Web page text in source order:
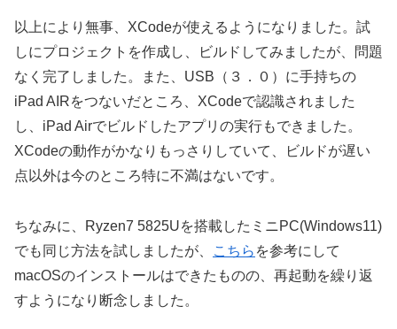
以上により無事、XCodeが使えるようになりました。試
しにプロジェクトを作成し、ビルドしてみましたが、問題
なく完了しました。また、USB（３．０）に手持ちの
iPad AIRをつないだところ、XCodeで認識されました
し、iPad Airでビルドしたアプリの実行もできました。
XCodeの動作がかなりもっさりしていて、ビルドが遅い
点以外は今のところ特に不満はないです。
ちなみに、Ryzen7 5825Uを搭載したミニPC(Windows11)
でも同じ方法を試しましたが、
こちら を参考にして
macOSのインストールはできたものの、再起動を繰り返
すようになり断念しました。